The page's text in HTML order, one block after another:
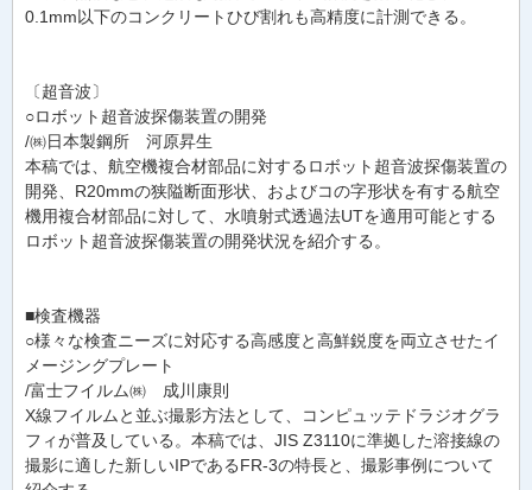
0.1mm以下のコンクリートひび割れも高精度に計測できる。
〔超音波〕
○ロボット超音波探傷装置の開発
/㈱日本製鋼所 河原昇生
本稿では、航空機複合材部品に対するロボット超音波探傷装置の
開発、R20mmの狭隘断面形状、およびコの字形状を有する航空
機用複合材部品に対して、水噴射式透過法UTを適用可能とする
ロボット超音波探傷装置の開発状況を紹介する。
■検査機器
○様々な検査ニーズに対応する高感度と高鮮鋭度を両立させたイ
メージングプレート
/富士フイルム㈱ 成川康則
X線フイルムと並ぶ撮影方法として、コンピュッテドラジオグラ
フィが普及している。本稿では、JIS Z3110に準拠した溶接線の
撮影に適した新しいIPであるFR-3の特長と、撮影事例について